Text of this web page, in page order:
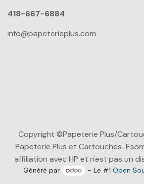
418-667-6884
info@papeterieplus.com
Copyright ©Papeterie Plus/
Papeterie Plus et Cartouches-
affiliation avec HP et n'est pas un
Généré par - Le #1Open